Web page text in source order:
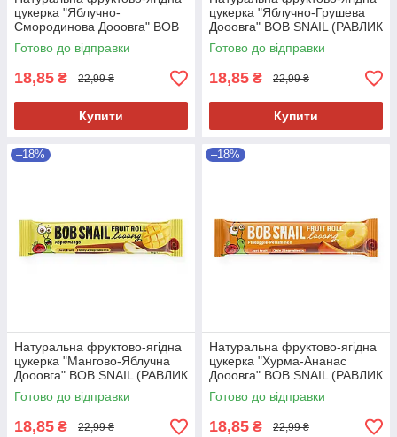
цукерка "Яблучно-
Смородинова Дооовга" BOB
SNAIL (РАВЛИК БОБ) 15г
Готово до відправки
18,85 ₴ 22,99 ₴
Купити
цукерка "Яблучно-Грушева
Дооовга" BOB SNAIL (РАВЛИК
БОБ) 15г
Готово до відправки
18,85 ₴ 22,99 ₴
Купити
–18%
Натуральна фруктово-ягідна
цукерка "Мангово-Яблучна
Дооовга" BOB SNAIL (РАВЛИК
БОБ) 15г
Готово до відправки
18,85 ₴ 22,99 ₴
–18%
Натуральна фруктово-ягідна
цукерка "Хурма-Ананас
Дооовга" BOB SNAIL (РАВЛИК
БОБ) 15г
Готово до відправки
18,85 ₴ 22,99 ₴